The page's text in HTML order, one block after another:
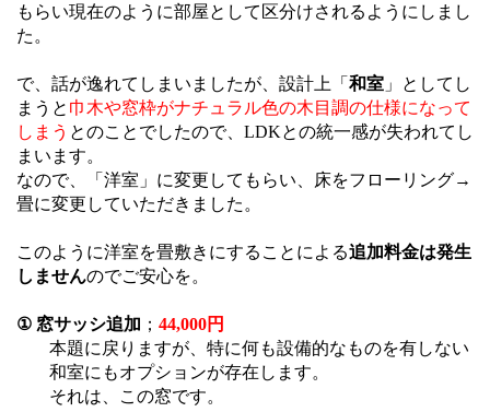
もらい現在のように部屋として区分けされるようにしまし
た。
で、話が逸れてしまいましたが、設計上「 和室 」としてし
まうと 巾木や窓枠がナチュラル色の木目調の仕様になって
しまう とのことでしたので、LDKとの統一感が失われてし
まいます。
なので、「洋室」に変更してもらい、床をフローリング→
畳に変更していただきました。
このように洋室を畳敷きにすることによる追加料金は発生
しませんのでご安心を。
① 窓サッシ追加 ； 44,000円
本題に戻りますが、特に何も設備的なものを有しない
和室にもオプションが存在します。
それは、この窓です。